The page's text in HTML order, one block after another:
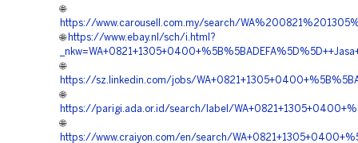
🌐
https://www.carousell.com.my/search/
🌐 https://www.ebay.nl/sch/i.html?
🌐
https://sz.linkedin.com/jobs/
🌐
https://parigi.ada.or.id/search/label/
🌐
https://www.craiyon.com/en/search/